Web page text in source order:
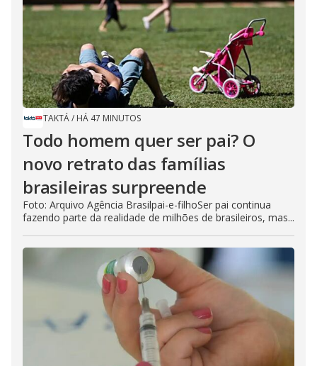
TAKTÁ/ HÁ 47 MINUTOS
Todo homem quer ser pai? O
novo retrato das famílias
brasileiras surpreende
Foto: Arquivo Agência Brasilpai-e-filhoSer pai continua
fazendo parte da realidade de milhões de brasileiros, mas...